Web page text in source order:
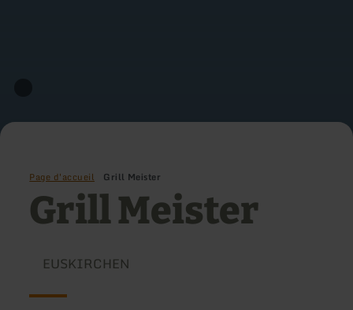
Page d'accueil Grill Meister
Grill Meister
EUSKIRCHEN